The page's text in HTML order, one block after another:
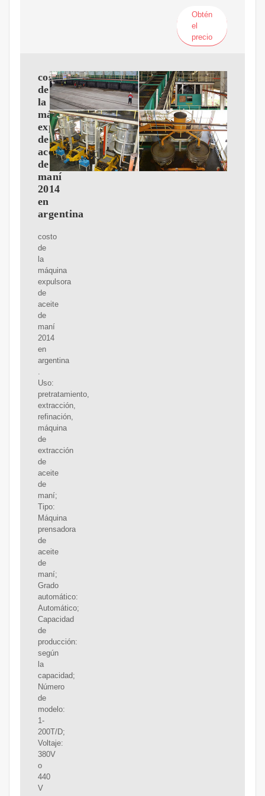
Obtén
el
precio
costo
de
la
máquina
expulsora
de
aceite
de
maní
2014
en
argentina
costo
de
la
máquina
expulsora
de
aceite
de
maní
2014
en
argentina
.
Uso:
pretratamiento,
extracción,
refinación,
máquina
de
extracción
de
aceite
de
maní;
Tipo:
Máquina
prensadora
de
aceite
de
maní;
Grado
automático:
Automático;
Capacidad
de
producción:
según
la
capacidad;
Número
de
modelo:
1-
200T/D;
Voltaje:
380V
o
440
V